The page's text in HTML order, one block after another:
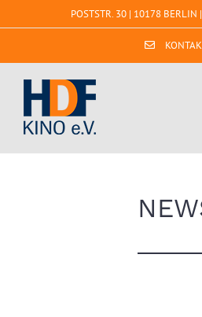
Inhalt
POSTSTR. 30 | 10178 BERLIN |